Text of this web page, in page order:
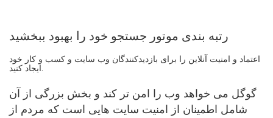
رتبه بندی موتور جستجو خود را بهبود ببخشید
اعتماد و امنیت آنلاین را برای بازدیدکنندگان وب سایت و کسب و کار خود
ایجاد کنید.
گوگل می خواهد وب را امن تر کند و بخش بزرگی از آن
شامل اطمینان از امنیت سایت هایی است که مردم از